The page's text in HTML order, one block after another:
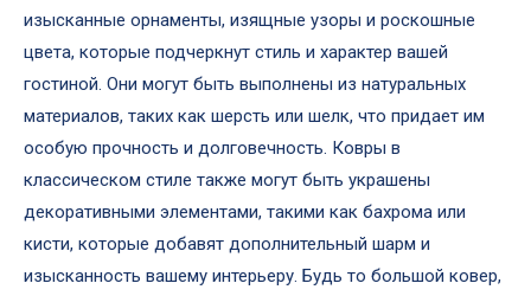
изысканные орнаменты, изящные узоры и роскошные
цвета, которые подчеркнут стиль и характер вашей
гостиной. Они могут быть выполнены из натуральных
материалов, таких как шерсть или шелк, что придает им
особую прочность и долговечность. Ковры в
классическом стиле также могут быть украшены
декоративными элементами, такими как бахрома или
кисти, которые добавят дополнительный шарм и
изысканность вашему интерьеру. Будь то большой ковер,